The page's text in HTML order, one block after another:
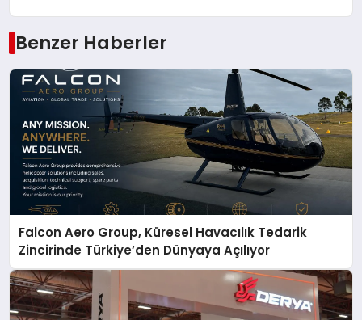
Benzer Haberler
Falcon Aero Group, Küresel Havacılık Tedarik
Zincirinde Türkiye’den Dünyaya Açılıyor